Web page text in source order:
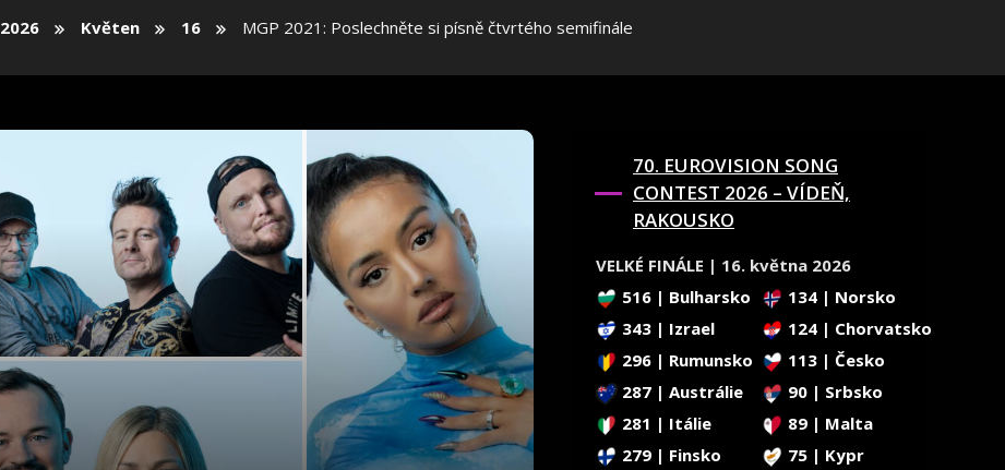
2026 Květen 16 MGP 2021: Poslechněte si písně čtvrtého semifinále
70. EUROVISION SONG
CONTEST 2026 – VÍDEŇ,
RAKOUSKO
VELKÉ FINÁLE | 16. května 2026
516 | Bulharsko
134 | Norsko
343 | Izrael
124 | Chorvatsko
296 | Rumunsko
113 | Česko
287 | Austrálie
90 | Srbsko
281 | Itálie
89 | Malta
279 | Finsko
75 | Kypr